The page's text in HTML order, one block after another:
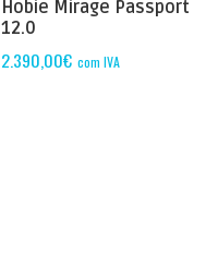
Hobie Mirage Passport
12.0
2.390,00€ com IVA